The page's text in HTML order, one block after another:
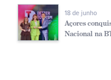
18 de junho
Açores
Nacional na